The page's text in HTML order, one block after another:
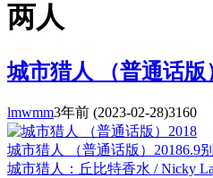
两人
城市猎人 （普通话版
lmwmm3年前 (2023-02-28)3160
城市猎人 （普通话版）20186.9
城市猎人：丘比特香水 / Nicky